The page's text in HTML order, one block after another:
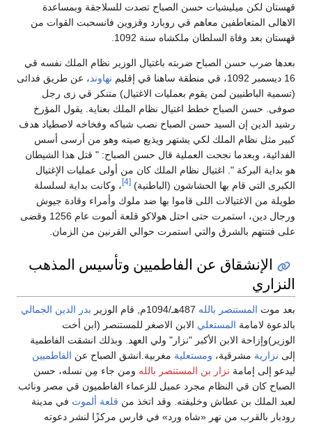
قهستان لكن ميليشيات حسن الصباح تصدت للسلاجقة وبمساعدة
الاهالى المتعاطفين معاهم قي روبارد وقزوين فانسحبت القوات من
قهستان بعد وفاة السلطان ملكشاه سنة 1092.
بعدها ضرب حسن الصباح ضربته باغتيال الوزير نظام الملك نفسه قي
16 ديسمبر 1092، قي منطقة ساهنا قي إقليم
نهاوند، عن طريق فدائى
(تسمية الباطنيين لمن يقوم بعمليات الاغتيال) متنكر قي زى رجل
صوفى. حسن الصباح خطط اغتيال نظام الملك بعناية. يقول المؤرخ
رشيد الدين إن السيد حسن الصباح نصب شباكه وفخاخه لاصطياد هدف
كبير مثل نظام الملك لكي يشتهر ويذيع صيته وهو من أرسى أسس
الفدائية، وبعدما نجحت العملية قال حسن الصباح: " قتل هذا الشيطان
هو بداية البركة ". اغتيال نظام الملك كان من أولى عمليات الإغتيال
الكبرى التي قام بها الحشاشون (الباطنية) [4]
، وكانت بداية لسلسلة
طويلة من الاغتيالات اللى قاموا بها ضد ملوك وأمراء وقادة جيوش
ورجال دين، استمرت حتى احتل هولاكو قلعة ألموت عام 1256 وقضى
على فتنتهم بالشرق والتي استمرت حوالي القرنين من الزمان.
الإنشقاق عن الفاطميين وتأسيس المذهب
النزاري
بعد موت المستنصر بالله
بدر الدين الجمالي
بالدعوة لامامة المستعلي الابن الاصغر للمستنصر (ابن أخت
الوزير)وإزاحة الابن الأكبر "نزار" ولي العهد. وبذلك انشقت الفاطمية
إلى نزارية مشرقية، ومستعلية مغربية.انشق الصباح عن الفاطميين
ليدعو إلى إمامة نزار بن المستنصر بالله ومن جاء مِن نسله، حسن
الصباح كان قي النظام مجرد عميل للزعماء الفاطميون قي مصر ونائب
لعبد الملك بن عطاش وخليفته. وقد اتخذ من قلعة ألموت في مدينة
رودبار بالقرب من نهر «شاه ورد» في فارس مركزًا لنشر دعوته